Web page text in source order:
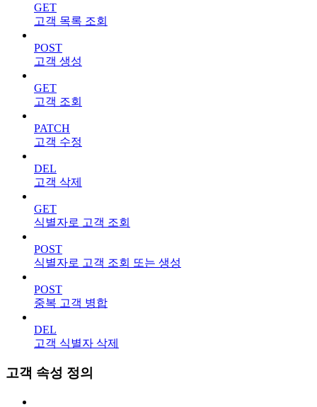
GET
고객 목록 조회
POST
고객 생성
GET
고객 조회
PATCH
고객 수정
DEL
고객 삭제
GET
식별자로 고객 조회
POST
식별자로 고객 조회 또는 생성
POST
중복 고객 병합
DEL
고객 식별자 삭제
고객 속성 정의